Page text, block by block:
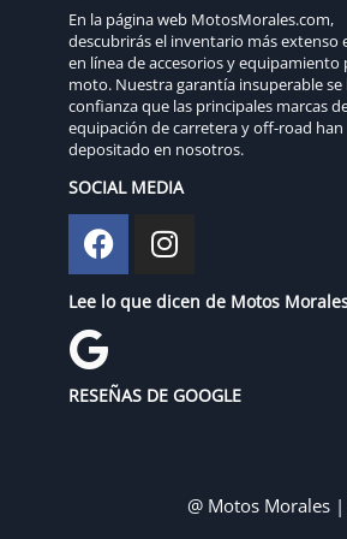
En la página web MotosMorales.com,
descubrirás el inventario más extenso
en línea de accesorios y equipamiento
moto. Nuestra garantía insuperable se
confianza que las principales marcas
equipación de carretera y off-road han
depositado en nosotros.
SOCIAL MEDIA
Lee lo que dicen de Motos
RESEÑAS DE GOOGLE
@ Motos Morales